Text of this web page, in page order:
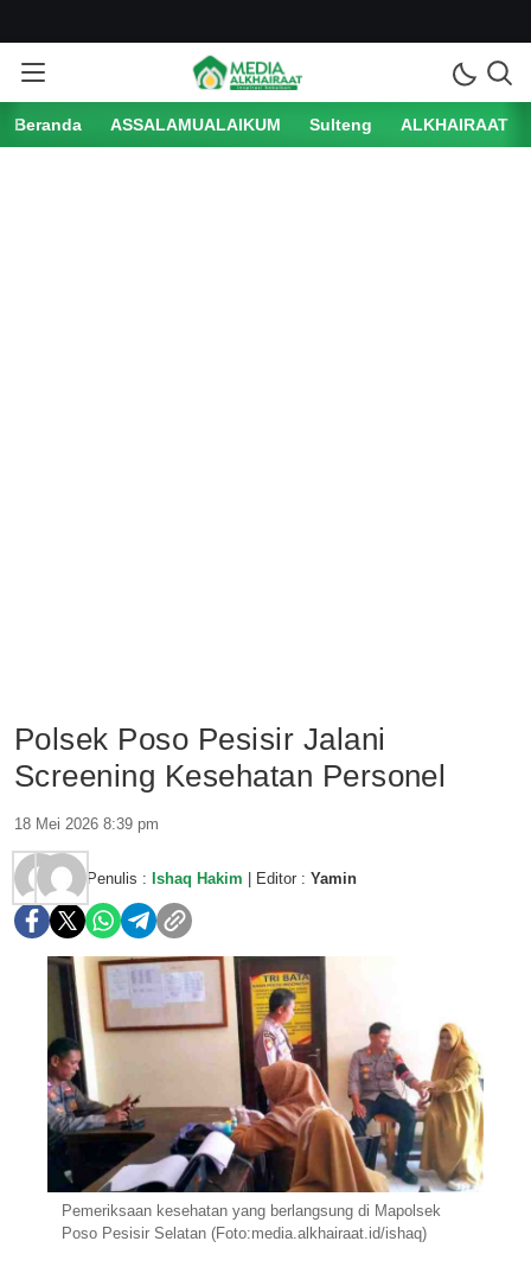
Beranda ASSALAMUALAIKUM Sulteng ALKHAIRAAT
Polsek Poso Pesisir Jalani
Screening Kesehatan Personel
18 Mei 2026 8:39 pm
Penulis : Ishaq Hakim | Editor : Yamin
Pemeriksaan kesehatan yang berlangsung di Mapolsek
Poso Pesisir Selatan (Foto:media.alkhairaat.id/ishaq)